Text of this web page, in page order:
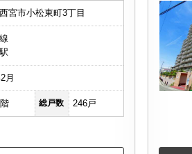
宮市小松東町3丁目
月
総戸数 246戸